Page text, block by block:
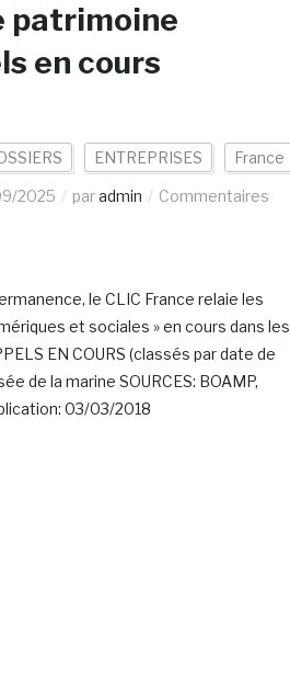
patrimoine
en cours
ENTREPRISES France
2025 paradmin
Commentaires
le CLIC France relaie les
et sociales » en cours dans les
EN COURS (classés par date de
de la marine SOURCES: BOAMP,
03/03/2018